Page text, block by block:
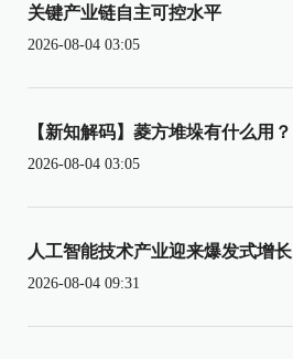
关键产业链自主可控水平
2026-08-04 03:05
【新知解码】菱方堆垛有什么用？
2026-08-04 03:05
人工智能技术产业迎来爆发式增长
2026-08-04 09:31